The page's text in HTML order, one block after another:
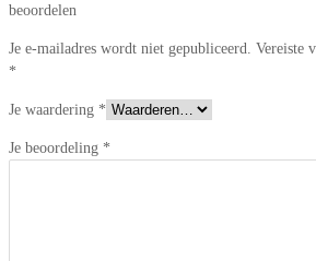
beoordelen
Je e-mailadres wordt niet gepubliceerd. Vereiste
*
Je waardering *
Je beoordeling *